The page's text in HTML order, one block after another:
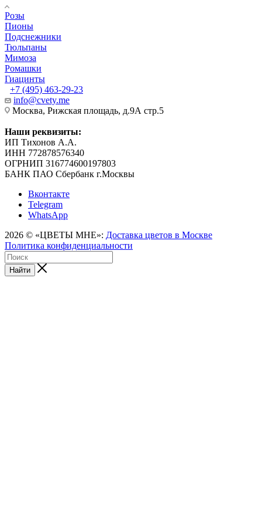
Розы
Пионы
Подснежники
Тюльпаны
Мимоза
Ромашки
Гиацинты
+7 (495) 463-29-23
info@cvety.me
Москва, Рижская площадь, д.9А стр.5
Наши реквизиты:
ИП Тихонов А.А.
ИНН 772878576340
ОГРНИП 316774600197803
БАНК ПАО Сбербанк г.Москвы
Вконтакте
Telegram
WhatsApp
2026 © «ЦВЕТЫ МНЕ»: Доставка цветов в Москве
Политика конфиденциальности
Найти